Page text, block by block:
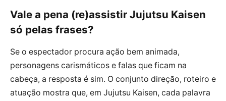
Vale a pena (re)assistir Jujutsu Kaisen
só pelas frases?
Se o espectador procura ação bem animada,
personagens carismáticos e falas que ficam na
cabeça, a resposta é sim. O conjunto direção, roteiro e
atuação mostra que, em Jujutsu Kaisen, cada palavra